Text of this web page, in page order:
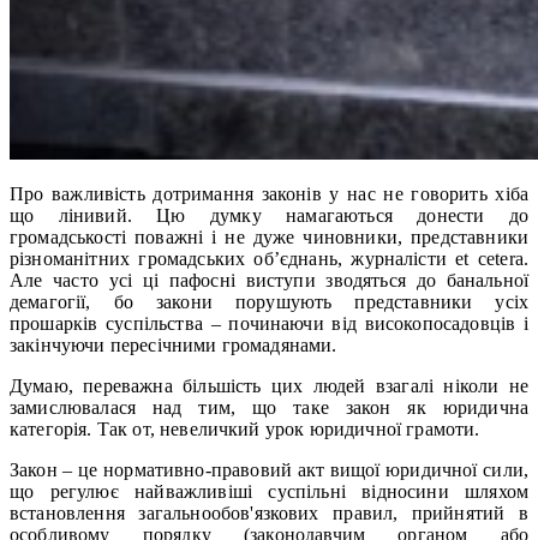
Про важливість дотримання законів у нас не говорить хіба
що лінивий. Цю думку намагаються донести до
громадськості поважні і не дуже чиновники, представники
різноманітних громадських об’єднань, журналісти et cetera.
Але часто усі ці пафосні виступи зводяться до банальної
демагогії, бо закони порушують представники усіх
прошарків суспільства – починаючи від високопосадовців і
закінчуючи пересічними громадянами.
Думаю, переважна більшість цих людей взагалі ніколи не
замислювалася над тим, що таке закон як юридична
категорія. Так от, невеличкий урок юридичної грамоти.
Закон – це нормативно-правовий акт вищої юридичної сили,
що регулює найважливіші суспільні відносини шляхом
встановлення загальнообов'язкових правил, прийнятий в
особливому порядку (законодавчим органом або